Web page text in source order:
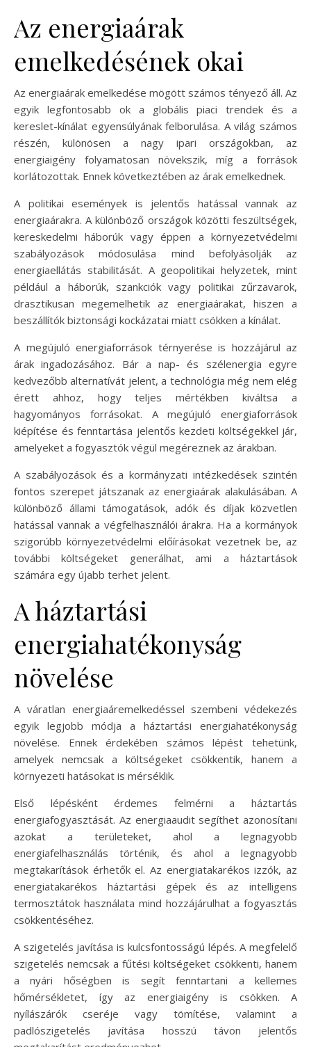
Az energiaárak
emelkedésének okai
Az energiaárak emelkedése mögött számos tényező áll. Az
egyik legfontosabb ok a globális piaci trendek és a
kereslet-kínálat egyensúlyának felborulása. A világ számos
részén, különösen a nagy ipari országokban, az
energiaigény folyamatosan növekszik, míg a források
korlátozottak. Ennek következtében az árak emelkednek.
A politikai események is jelentős hatással vannak az
energiaárakra. A különböző országok közötti feszültségek,
kereskedelmi háborúk vagy éppen a környezetvédelmi
szabályozások módosulása mind befolyásolják az
energiaellátás stabilitását. A geopolitikai helyzetek, mint
például a háborúk, szankciók vagy politikai zűrzavarok,
drasztikusan megemelhetik az energiaárakat, hiszen a
beszállítók biztonsági kockázatai miatt csökken a kínálat.
A megújuló energiaforrások térnyerése is hozzájárul az
árak ingadozásához. Bár a nap- és szélenergia egyre
kedvezőbb alternatívát jelent, a technológia még nem elég
érett ahhoz, hogy teljes mértékben kiváltsa a
hagyományos forrásokat. A megújuló energiaforrások
kiépítése és fenntartása jelentős kezdeti költségekkel jár,
amelyeket a fogyasztók végül megéreznek az árakban.
A szabályozások és a kormányzati intézkedések szintén
fontos szerepet játszanak az energiaárak alakulásában. A
különböző állami támogatások, adók és díjak közvetlen
hatással vannak a végfelhasználói árakra. Ha a kormányok
szigorúbb környezetvédelmi előírásokat vezetnek be, az
további költségeket generálhat, ami a háztartások
számára egy újabb terhet jelent.
A háztartási
energiahatékonyság
növelése
A váratlan energiaáremelkedéssel szembeni védekezés
egyik legjobb módja a háztartási energiahatékonyság
növelése. Ennek érdekében számos lépést tehetünk,
amelyek nemcsak a költségeket csökkentik, hanem a
környezeti hatásokat is mérséklik.
Első lépésként érdemes felmérni a háztartás
energiafogyasztását. Az energiaaudit segíthet azonosítani
azokat a területeket, ahol a legnagyobb
energiafelhasználás történik, és ahol a legnagyobb
megtakarítások érhetők el. Az energiatakarékos izzók, az
energiatakarékos háztartási gépek és az intelligens
termosztátok használata mind hozzájárulhat a fogyasztás
csökkentéséhez.
A szigetelés javítása is kulcsfontosságú lépés. A megfelelő
szigetelés nemcsak a fűtési költségeket csökkenti, hanem
a nyári hőségben is segít fenntartani a kellemes
hőmérsékletet, így az energiaigény is csökken. A
nyílászárók cseréje vagy tömítése, valamint a
padlószigetelés javítása hosszú távon jelentős